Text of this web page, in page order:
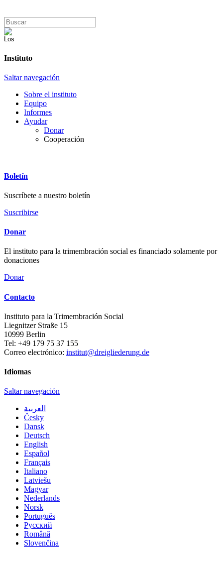
Instituto
Saltar navegación
Sobre el instituto
Equipo
Informes
Ayudar
Donar
Cooperación
Boletín
Suscríbete a nuestro boletín
Suscribirse
Donar
El instituto para la trimembración social es financiado solamente por
donaciones
Donar
Contacto
Instituto para la Trimembración Social
Liegnitzer Straße 15
10999 Berlin
Tel: +49 179 75 37 155
Correo electrónico: institut@dreigliederung.de
Idiomas
Saltar navegación
العربية
Česky
Dansk
Deutsch
English
Español
Français
Italiano
Latviešu
Magyar
Nederlands
Norsk
Português
Русский
Română
Slovenčina